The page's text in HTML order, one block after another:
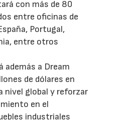
con más de 80
entre oficinas de
Portugal,
entre otros
además a Dream
de dólares en
nivel global y reforzar
en el
industriales